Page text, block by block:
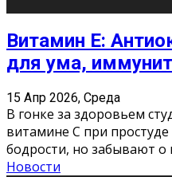
Витамин Е:
для ума,
15 Апр 2026, Среда
В гонке за здоровьем
витамине С при
бодрости, но забывают о
Новости